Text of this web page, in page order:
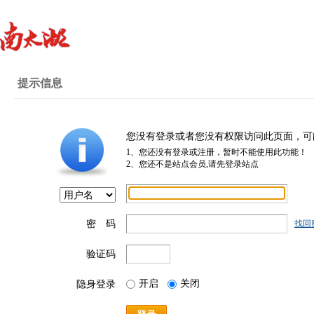
提示信息
您没有登录或者您没有权限访问此页面，
1、您还没有登录或注册，暂时不能使用此功能！
2、您还不是站点会员,请先登录站点
密 码 找回
验证码
隐身登录 开启 关闭